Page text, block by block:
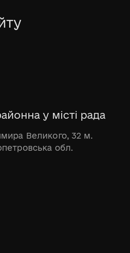
у місті рада
Великого, 32 м.
обл.